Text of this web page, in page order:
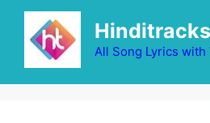
Hinditracks
All Song Lyrics with